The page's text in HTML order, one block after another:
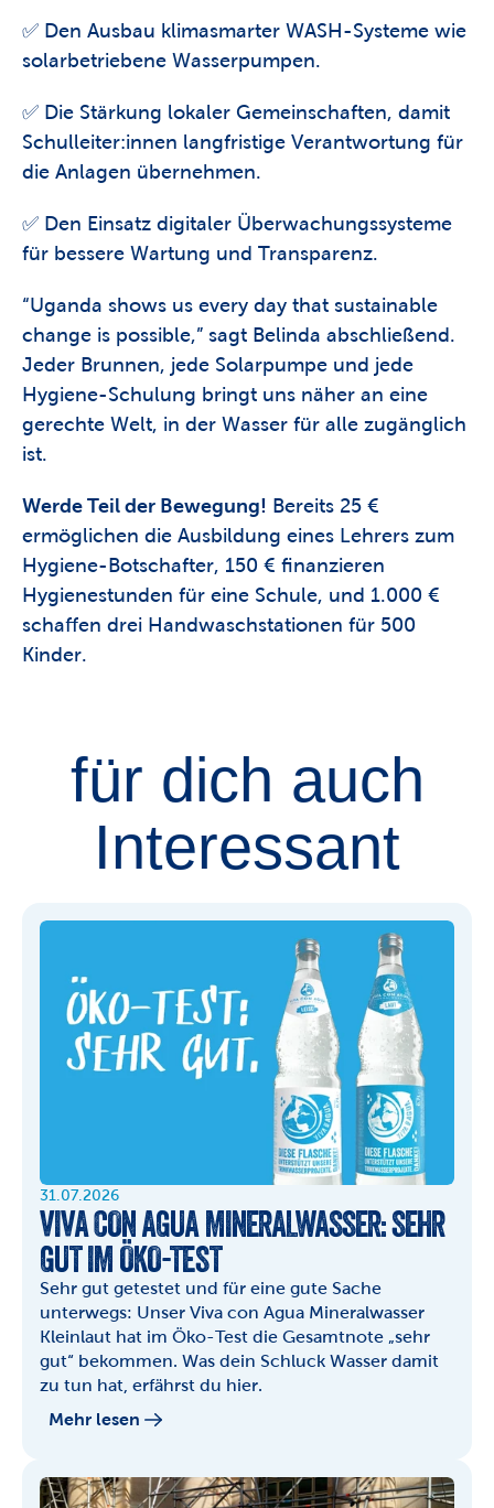
✅ Den Ausbau klimasmarter WASH-Systeme wie
solarbetriebene Wasserpumpen.
✅ Die Stärkung lokaler Gemeinschaften, damit
Schulleiter:innen langfristige Verantwortung für
die Anlagen übernehmen.
✅ Den Einsatz digitaler Überwachungssysteme
für bessere Wartung und Transparenz.
“Uganda shows us every day that sustainable
change is possible,” sagt Belinda abschließend.
Jeder Brunnen, jede Solarpumpe und jede
Hygiene-Schulung bringt uns näher an eine
gerechte Welt, in der Wasser für alle zugänglich
ist.
Werde Teil der Bewegung! Bereits 25 €
ermöglichen die Ausbildung eines Lehrers zum
Hygiene-Botschafter, 150 € finanzieren
Hygienestunden für eine Schule, und 1.000 €
schaffen drei Handwaschstationen für 500
Kinder.
für dich auch
Interessant
31.07.2026
VIVA CON AGUA MINERALWASSER: SEHR
GUT IM ÖKO-TEST
Sehr gut getestet und für eine gute Sache
unterwegs: Unser Viva con Agua Mineralwasser
Kleinlaut hat im Öko-Test die Gesamtnote „sehr
gut“ bekommen. Was dein Schluck Wasser damit
zu tun hat, erfährst du hier.
Mehr lesen